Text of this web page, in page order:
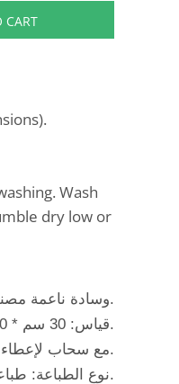
CART
Wash
dry low or
وسادة ناعمة مصنوعة من الكتان.
قياس: 30 سم * 30 سم (احتمالية الاختلاف في القياس بنسبة 5%).
مع سحاب لإعطاء الوسادة سهولة في التنظيف وإزالة الحشوة.
نوع الطباعة: طباعة رقمية.